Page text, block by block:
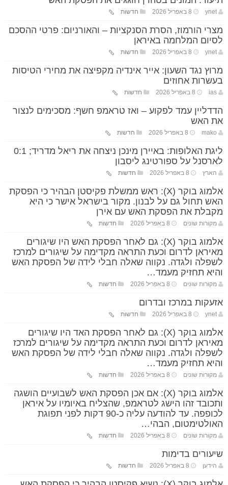
ynet 8 באפריל 2026 חדשות
מצרי הורמוז, הסרת הסנקציות – והאורניום: פרטי ההסכם
לסיום המלחמה באיראן
ynet 8 באפריל 2026 חדשות
מרוץ נגד השעון: אייר אינדיה מקפיצה את מחירי הטיסות
בעשרות אחוזים
ias 8 באפריל 2026 חדשות
הדדליין עמד לפקוע – ואז טראמפ חשף: מסכימים לנצור
את האש
mako 8 באפריל 2026 חדשות
ליגת האלופות: באיירן מינכן ניצחה את ריאל מדריד; 0:1
לארסנל על ספורטינג ליסבון
הארץ 8 באפריל 2026 חדשות
אלמוג בוקר (X): ראש ממשלת פקיסטן הבהיר כי הפסקת
האש תחול גם על לבנון. מקור בישראל אישר כי היא
מקבלת את הפסקת האש עם אירן
מקורות שונים 8 באפריל 2026 חדשות
אלמוג בוקר (X): גם לאחר הפסקת האש היו שיגורים
מאיראן לדרום וכעת התראה מקדימה על שיגורים למרכז
לשפלה ולגדה. נקווה שאלה חבלי לידה של הפסקת האש
והיא תחזיק מעמד…
מקורות שונים 8 באפריל 2026 חדשות
אזעקות במרכז ובדרום
ynet 8 באפריל 2026 חדשות
אלמוג בוקר (X): גם לאחר הפסקת האד היו שיגורים
מאיראן לדרום וכעת התראה מקדימה על שיגורים למרכז
לשפלה ולגדה. נקווה שאלה חבלי לידה של הפסקת האש
והיא תחזיק מעמד…
מקורות שונים 8 באפריל 2026 חדשות
אלמוג בוקר (X): אם אכן הפסקת האש לשבועיים הושגה
ותכובד זהו הישג לטראמפ, שהצליח באיומיו על איראן
לכופפה. עד להודעה עליה כ-90 דקות לפני תפוגת
האולטימטום, הבהי…
מקורות שונים 8 באפריל 2026 חדשות
שיעורים בדימות
הידען 8 באפריל 2026 חדשות